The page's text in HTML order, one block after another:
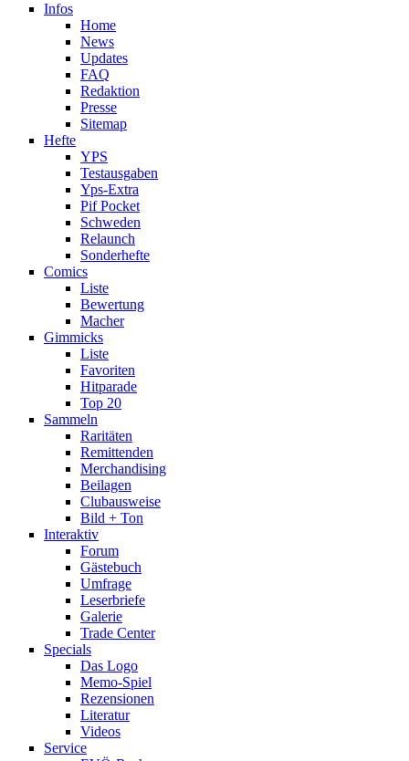
Infos
Home
News
Updates
FAQ
Redaktion
Presse
Sitemap
Hefte
YPS
Testausgaben
Yps-Extra
Pif Pocket
Schweden
Relaunch
Sonderhefte
Comics
Liste
Bewertung
Macher
Gimmicks
Liste
Favoriten
Hitparade
Top 20
Sammeln
Raritäten
Remittenden
Merchandising
Beilagen
Clubausweise
Bild + Ton
Interaktiv
Forum
Gästebuch
Umfrage
Leserbriefe
Galerie
Trade Center
Specials
Das Logo
Memo-Spiel
Rezensionen
Literatur
Videos
Service